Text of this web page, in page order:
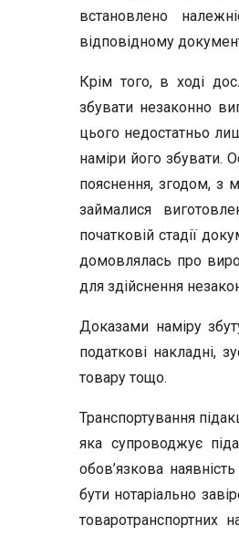
встановлено
відповідному
Крім того, в ході
збувати незаконно
цього недостатньо
наміри його збувати.
пояснення, згодом, з
займалися
початковій стадії
домовлялась про
для здійснення
Доказами наміру
податкові накладні,
товару тощо.
Транспортування
яка супроводжує
обов’язкова
бути нотаріально
товаротранспортних